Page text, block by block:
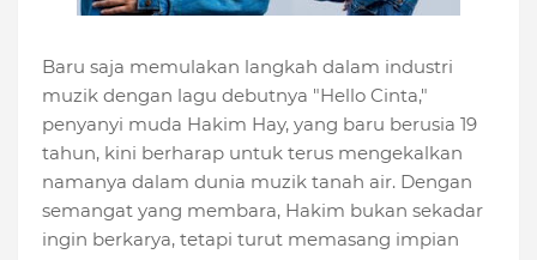
Baru saja memulakan langkah dalam industri
muzik dengan lagu debutnya "Hello Cinta,"
penyanyi muda Hakim Hay, yang baru berusia 19
tahun, kini berharap untuk terus mengekalkan
namanya dalam dunia muzik tanah air. Dengan
semangat yang membara, Hakim bukan sekadar
ingin berkarya, tetapi turut memasang impian